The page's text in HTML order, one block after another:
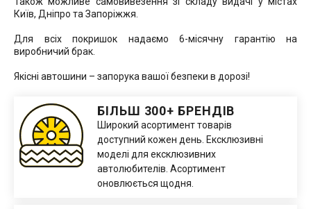
Київ, Дніпро та Запоріжжя.
Для всіх покришок надаємо 6-місячну гарантію на
виробничий брак.
Якісні автошини – запорука вашої безпеки в дорозі!
БІЛЬШ 300+ БРЕНДІВ
Широкий асортимент товарів
доступний кожен день. Ексклюзивні
моделі для ексклюзивних
автолюбителів. Асортимент
оновлюється щодня.